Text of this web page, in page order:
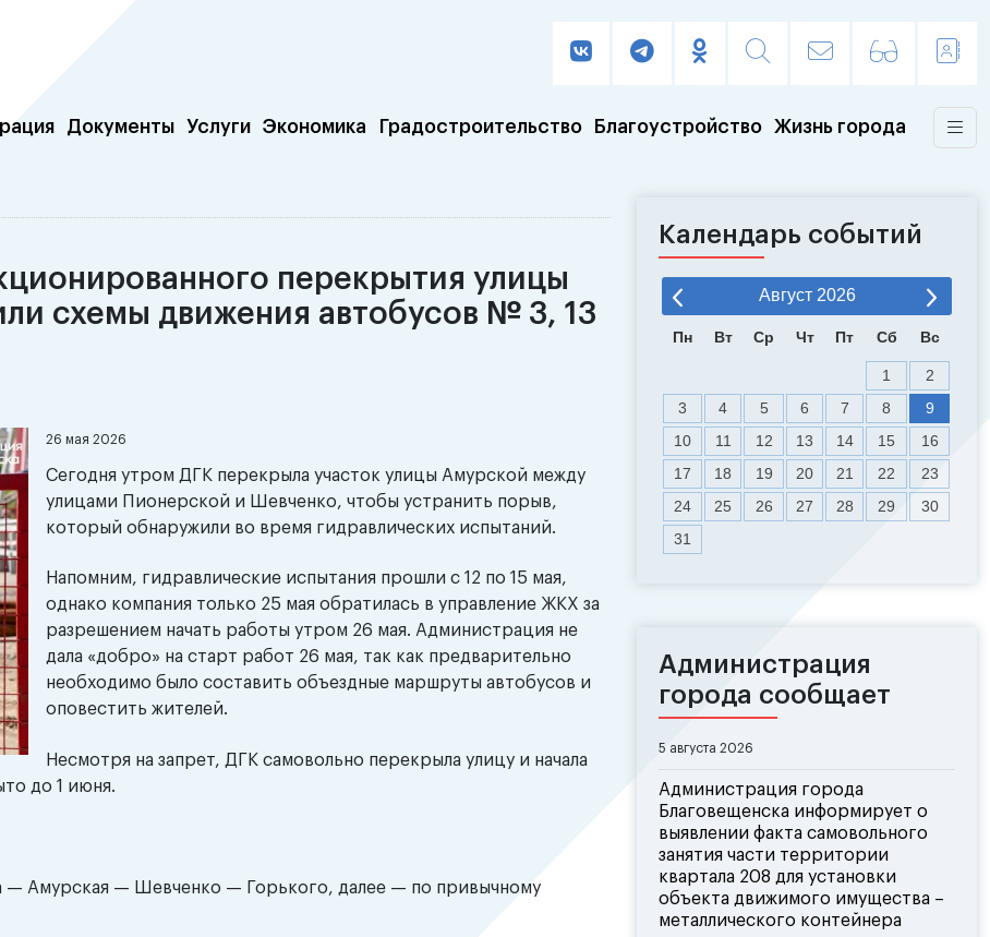
Документы Услуги Экономика Градостроительство Благоустройство Жизнь города
перекрытия улицы
схемы движения автобусов № 3, 13
26 мая 2026
Сегодня утром ДГК перекрыла участок улицы Амурской между
улицами Пионерской и Шевченко, чтобы устранить порыв,
который обнаружили во время гидравлических испытаний.
Напомним, гидравлические испытания прошли с 12 по 15 мая,
однако компания только 25 мая обратилась в управление ЖКХ за
разрешением начать работы утром 26 мая. Администрация не
дала «добро» на старт работ 26 мая, так как предварительно
необходимо было составить объездные маршруты автобусов и
оповестить жителей.
Несмотря на запрет, ДГК самовольно перекрыла улицу и начала
до 1 июня.
— Амурская — Шевченко — Горького, далее — по привычному
Календарь событий
Август 2026
Пн Вт Ср Чт Пт Сб Вс
1
2
3
4 5 6 7 8
9
10
11 12 13 14 15
16
17
18 19 20 21 22
23
24
25 26 27 28 29
30
31
Администрация
города сообщает
5 августа 2026
Администрация города
Благовещенска информирует о
выявлении факта самовольного
занятия части территории
квартала 208 для установки
объекта движимого имущества –
металлического контейнера